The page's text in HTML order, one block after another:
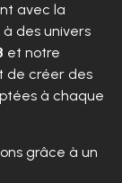
avec la
des univers
et notre
de créer des
à chaque
grâce à un